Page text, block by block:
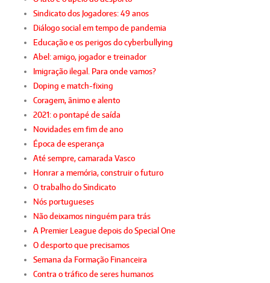
Sindicato dos Jogadores: 49 anos
Diálogo social em tempo de pandemia
Educação e os perigos do cyberbullying
Abel: amigo, jogador e treinador
Imigração ilegal. Para onde vamos?
Doping e match-fixing
Coragem, ânimo e alento
2021: o pontapé de saída
Novidades em fim de ano
Época de esperança
Até sempre, camarada Vasco
Honrar a memória, construir o futuro
O trabalho do Sindicato
Nós portugueses
Não deixamos ninguém para trás
A Premier League depois do Special One
O desporto que precisamos
Semana da Formação Financeira
Contra o tráfico de seres humanos